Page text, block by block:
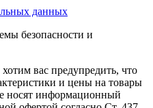
данных
безопасности и
вас предупредить, что
и цены на товары
носят информационный